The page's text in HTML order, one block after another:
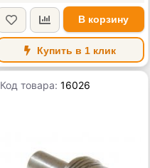
В корзину
Купить в 1 клик
Код товара:16026